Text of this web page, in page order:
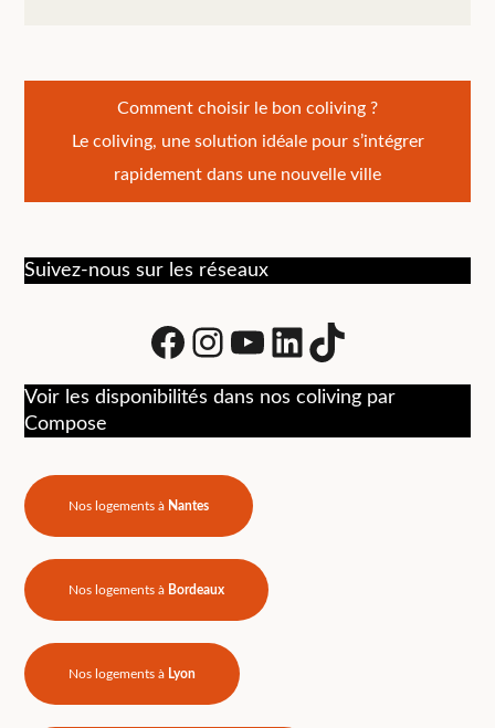
Navigation
Comment choisir le bon coliving ?
Le coliving, une solution idéale pour s’intégrer
rapidement dans une nouvelle ville
Suivez-nous sur les réseaux
Facebook
Instagram
Youtube
LinkedIn
tiktok
Voir les disponibilités dans nos coliving par
Compose
Nos logements à Nantes
Nos logements à Bordeaux
Nos logements à Lyon